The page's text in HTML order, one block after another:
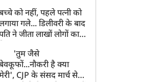
को नहीं, पहले पत्नी को
गले... डिलीवरी के बाद
ने जीता लाखों लोगों का
'तुम जैसे
है क्या
CJP के संसद मार्च से